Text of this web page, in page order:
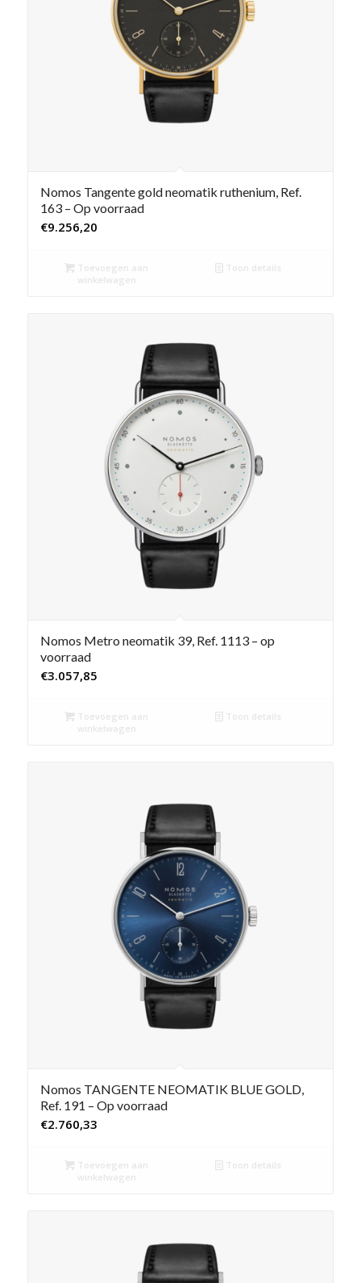
Nomos Tangente gold neomatik ruthenium, Ref.
163 – Op voorraad
€9.256,20
Toevoegen aan
winkelwagen
Toon details
Nomos Metro neomatik 39, Ref. 1113 – op
voorraad
€3.057,85
Toevoegen aan
winkelwagen
Toon details
Nomos TANGENTE NEOMATIK BLUE GOLD,
Ref. 191 – Op voorraad
€2.760,33
Toevoegen aan
winkelwagen
Toon details